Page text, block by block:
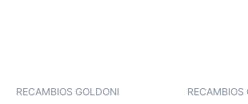
RECAMBIOS GOLDONI RECAMBIOS